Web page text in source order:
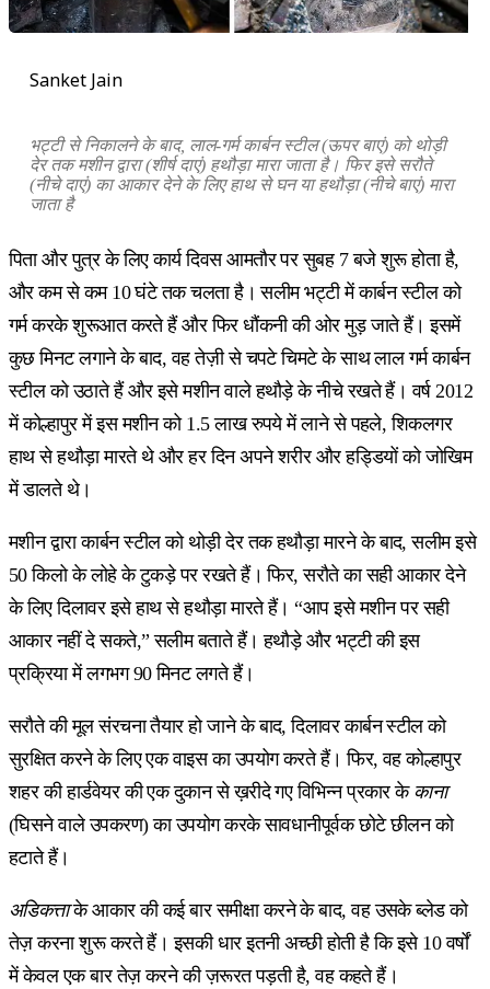
Sanket Jain
भट्टी से निकालने के बाद, लाल-गर्म कार्बन स्टील (ऊपर बाएं) को थोड़ी
देर तक मशीन द्वारा (शीर्ष दाएं) हथौड़ा मारा जाता है। फिर इसे सरौते
(नीचे दाएं) का आकार देने के लिए हाथ से घन या हथौड़ा (नीचे बाएं) मारा
जाता है
पिता और पुत्र के लिए कार्य दिवस आमतौर पर सुबह 7 बजे शुरू होता है,
और कम से कम 10 घंटे तक चलता है। सलीम भट्टी में कार्बन स्टील को
गर्म करके शुरूआत करते हैं और फिर धौंकनी की ओर मुड़ जाते हैं। इसमें
कुछ मिनट लगाने के बाद, वह तेज़ी से चपटे चिमटे के साथ लाल गर्म कार्बन
स्टील को उठाते हैं और इसे मशीन वाले हथौड़े के नीचे रखते हैं। वर्ष 2012
में कोल्हापुर में इस मशीन को 1.5 लाख रुपये में लाने से पहले, शिकलगर
हाथ से हथौड़ा मारते थे और हर दिन अपने शरीर और हड्डियों को जोखिम
में डालते थे।
मशीन द्वारा कार्बन स्टील को थोड़ी देर तक हथौड़ा मारने के बाद, सलीम इसे
50 किलो के लोहे के टुकड़े पर रखते हैं। फिर, सरौते का सही आकार देने
के लिए दिलावर इसे हाथ से हथौड़ा मारते हैं। “आप इसे मशीन पर सही
आकार नहीं दे सकते,” सलीम बताते हैं। हथौड़े और भट्टी की इस
प्रक्रिया में लगभग 90 मिनट लगते हैं।
सरौते की मूल संरचना तैयार हो जाने के बाद, दिलावर कार्बन स्टील को
सुरक्षित करने के लिए एक वाइस का उपयोग करते हैं। फिर, वह कोल्हापुर
शहर की हार्डवेयर की एक दुकान से ख़रीदे गए विभिन्न प्रकार के काना
(घिसने वाले उपकरण) का उपयोग करके सावधानीपूर्वक छोटे छीलन को
हटाते हैं।
अडिकत्ताके आकार की कई बार समीक्षा करने के बाद, वह उसके ब्लेड को
तेज़ करना शुरू करते हैं। इसकी धार इतनी अच्छी होती है कि इसे 10 वर्षों
में केवल एक बार तेज़ करने की ज़रूरत पड़ती है, वह कहते हैं।